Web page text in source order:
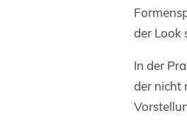
der Look
In der
der nicht